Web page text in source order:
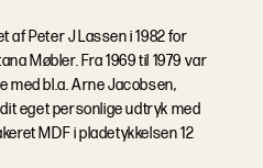
af Peter J Lassen i 1982 for
Møbler. Fra 1969 til 1979 var
med bl.a. Arne Jacobsen,
eget personlige udtryk med
MDF i pladetykkelsen 12